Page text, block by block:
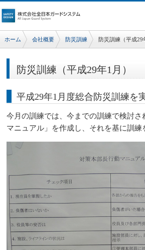
ホーム 会社概要 防災訓練 防災訓練（平成29
防災訓練（平成29年1月）
平成29年1月度総合防災訓練を
今月の訓練では、今までの訓練で検討さ
マニュアル」を作成し、それを基に訓練